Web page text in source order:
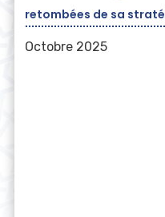
retombées de sa
Octobre 2025